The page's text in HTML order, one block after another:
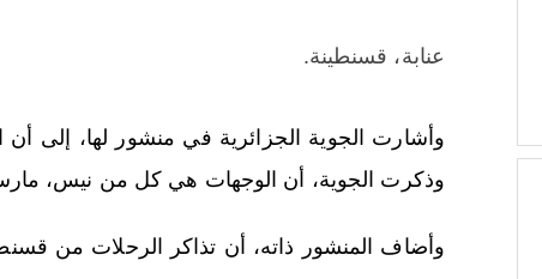
عنابة، قسنطينة.
وذكرت الجوية، أن الوجهات هي كل من نيس،